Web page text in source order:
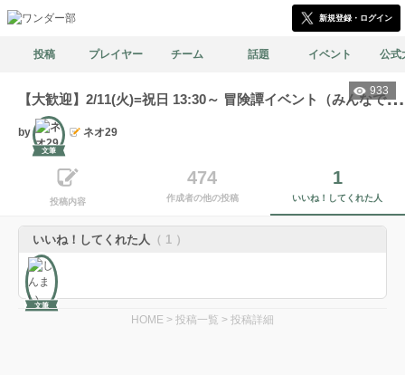
新規登録・ログイン
投稿 プレイヤー チーム 話題 イベント 公式
933【
大歓迎】2/11(火)=祝日 13:30～ 冒険譚イベント（みんなで冒険） 0,300,600,900を2回
by
文筆
ネオ29
投稿内容
474
作成者の他の投稿
1
いいね！してくれた人
いいね！してくれた人 （ 1 ）
文筆
HOME > 投稿一覧 > 投稿詳細